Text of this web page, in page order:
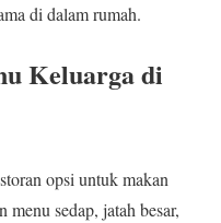
di dalam rumah.
Keluarga di
opsi untuk makan
menu sedap, jatah besar,